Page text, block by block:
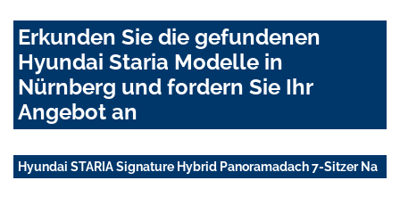
Erkunden Sie die gefundenen
Hyundai Staria Modelle in
Nürnberg und fordern Sie Ihr
Angebot an
Hyundai STARIA Signature Hybrid Panoramadach 7-Sitzer Na